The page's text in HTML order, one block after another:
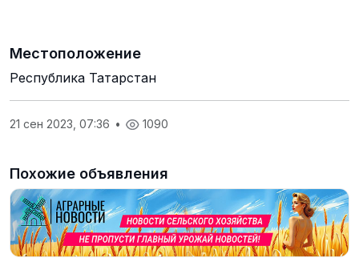
Местоположение
Республика Татарстан
21 сен 2023, 07:36 • 1090
Похожие объявления